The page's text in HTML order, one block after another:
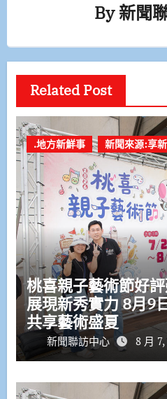
By新聞
Related Post
.地方新鮮事 新聞來源:享
桃喜親子藝術節好
展現新秀實力 8月9
共享藝術盛夏
新聞聯訪中心 8 月